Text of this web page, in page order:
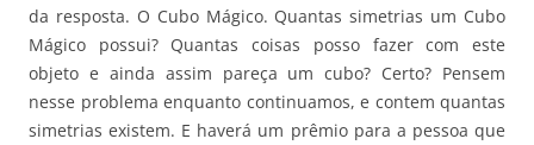
da resposta. O Cubo Mágico. Quantas simetrias um Cubo
Mágico possui? Quantas coisas posso fazer com este
objeto e ainda assim pareça um cubo? Certo? Pensem
nesse problema enquanto continuamos, e contem quantas
simetrias existem. E haverá um prêmio para a pessoa que